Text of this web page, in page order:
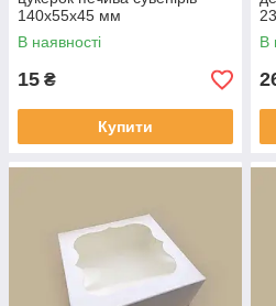
140х55х45 мм
В наявності
15 ₴
Купити
В